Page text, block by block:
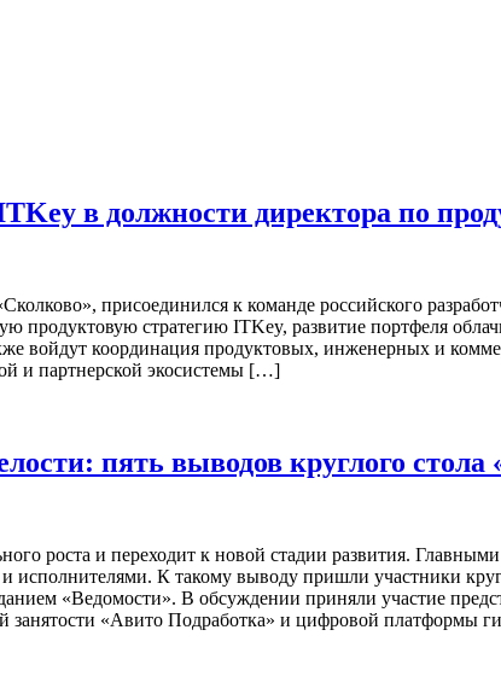
в должности директора по
присоединился к команде российского
продуктовую стратегию ITKey, развитие портфеля
войдут координация продуктовых, инженерных и
и партнерской экосистемы […]
пять выводов круглого стола
роста и переходит к новой стадии развития.
исполнителями. К такому выводу пришли участники
«Ведомости». В обсуждении приняли участие
занятости «Авито Подработка» и цифровой платформы